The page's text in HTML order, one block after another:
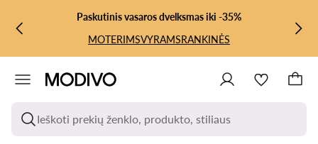
PEREITI PRIE PAGRINDINIO TURINIO
PEREITI Į PAIEŠKĄPaskutinis vasaros dvelksmas iki -35%
MOTERIMSVYRAMSRANKINĖS
Ieškoti prekių ženklo, produkto, stiliaus